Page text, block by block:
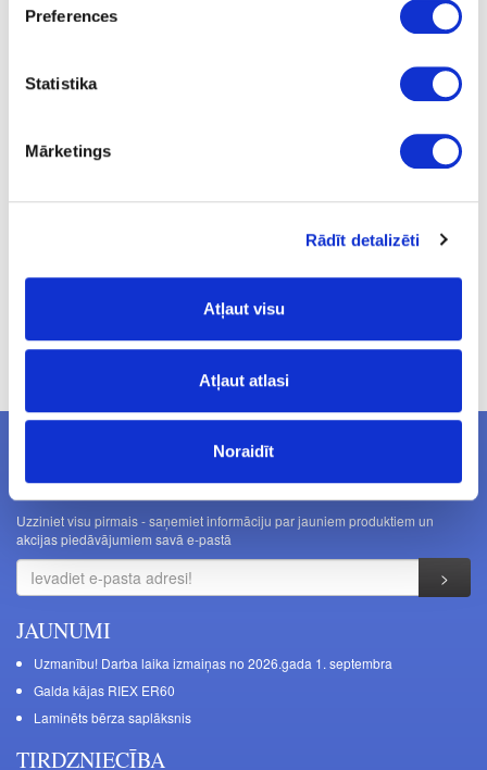
Preferences
Statistika
Mārketings
Rādīt detalizēti
Atļaut visu
Atļaut atlasi
Noraidīt
601.47
Cenas norādītas bez PVN. Cenas var tikt mainītas bez iepriekšēja
brīdinājuma.
JAUNUMI E-PASTĀ
Uzziniet visu pirmais - saņemiet informāciju par jauniem produktiem un
akcijas piedāvājumiem savā e-pastā
JAUNUMI
Uzmanību! Darba laika izmaiņas no 2026.gada 1. septembra
Galda kājas RIEX ER60
Laminēts bērza saplāksnis
TIRDZNIECĪBA